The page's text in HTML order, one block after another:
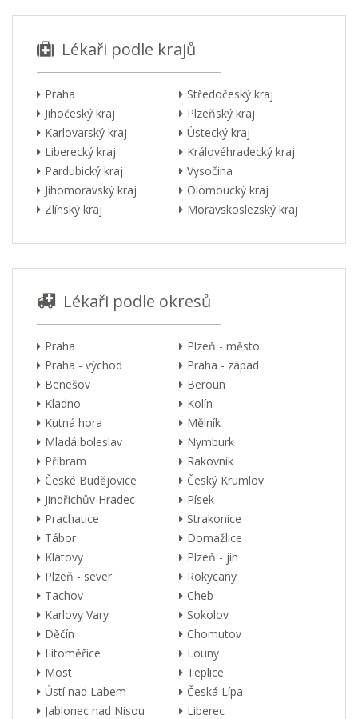
Lékaři podle krajů
Praha
Středočeský kraj
Jihočeský kraj
Plzeňský kraj
Karlovarský kraj
Ústecký kraj
Liberecký kraj
Královéhradecký kraj
Pardubický kraj
Vysočina
Jihomoravský kraj
Olomoucký kraj
Zlínský kraj
Moravskoslezský kraj
Lékaři podle okresů
Praha
Plzeň - město
Praha - východ
Praha - západ
Benešov
Beroun
Kladno
Kolín
Kutná hora
Mělník
Mladá boleslav
Nymburk
Příbram
Rakovník
České Budějovice
Český Krumlov
Jindřichův Hradec
Písek
Prachatice
Strakonice
Tábor
Domažlice
Klatovy
Plzeň - jih
Plzeň - sever
Rokycany
Tachov
Cheb
Karlovy Vary
Sokolov
Děčín
Chomutov
Litoměřice
Louny
Most
Teplice
Ústí nad Labem
Česká Lípa
Jablonec nad Nisou
Liberec